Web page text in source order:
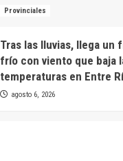
Provinciales
Tras las lluvias, llega un
frío con viento que baja
temperaturas en Entre
agosto 6, 2026